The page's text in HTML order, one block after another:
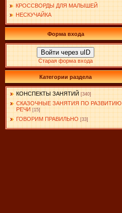
КРОССВОРДЫ ДЛЯ МАЛЫШЕЙ
НЕСКУЧАЙКА
Форма входа
Войти через uID
Старая форма входа
Категории раздела
КОНСПЕКТЫ ЗАНЯТИЙ [340]
СКАЗОЧНЫЕ ЗАНЯТИЯ ПО РАЗВИТИЮ
РЕЧИ [15]
ГОВОРИМ ПРАВИЛЬНО [33]